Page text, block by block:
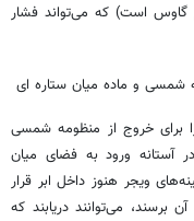
گاوس است) که می‌تواند فشار
سفر خود را برای خروج از منظومه شمسی
در آستانه ورود به فضای میان
ویجر هنوز داخل ابر قرار
برسند، می‌توانند دریابند که